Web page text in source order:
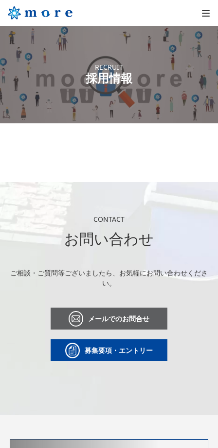
RECRUIT
採用情報
CONTACT
お問い合わせ
ご相談・ご質問等ございましたら、お気軽にお問い合わせくださ
い。
メールでのお問合せ
募集要項・エントリー